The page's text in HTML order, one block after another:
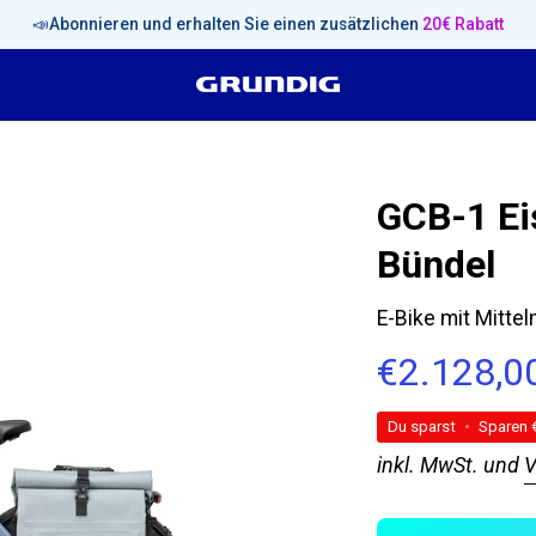
📣Abonnieren und erhalten Sie einen zusätzlichen 20€ Rabatt
GCB-1
Bündel
E-Bike mit
Du sparst • Sparen
inkl. MwSt. und